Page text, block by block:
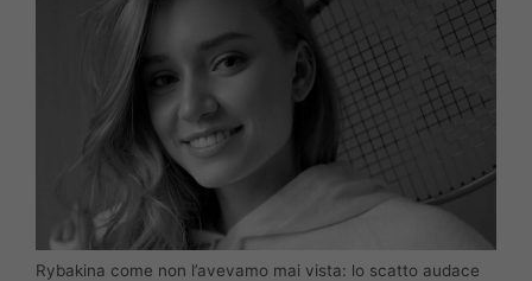
Rybakina come non l’avevamo mai vista: lo scatto audace